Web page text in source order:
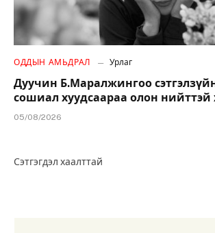
ОДДЫН АМЬДРАЛ Урлаг
Дуучин Б.Маралжингоо
сошиал хуудсаараа олон нийттэй
05/08/2026
Сэтгэгдэл хаалттай